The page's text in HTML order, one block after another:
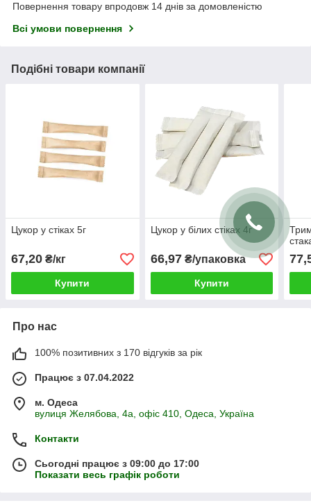
Повернення товару впродовж 14 днів за домовленістю
Всі умови повернення
Подібні товари компанії
Цукор у стіках 5г
67,20 ₴/кг
Купити
Цукор у білих стіках 4г
66,97₴/упаковка
Купити
Про нас
100% позитивних з 170 відгуків за рік
Працює з 07.04.2022
м. Одеса
вулиця Желябова, 4а, офіс 410, Одеса, Україна
Контакти
Сьогодні працює з 09:00 до 17:00
Показати весь графік роботи